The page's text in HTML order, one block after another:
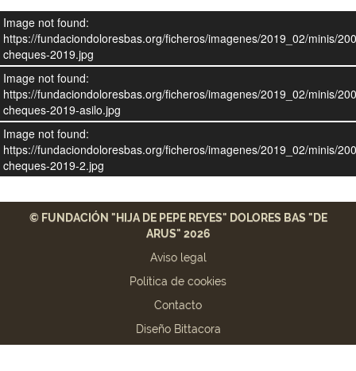
Image not found:
https://fundaciondoloresbas.org/ficheros/imagenes/2019_02/minis/
cheques-2019.jpg
Image not found:
https://fundaciondoloresbas.org/ficheros/imagenes/2019_02/minis/
cheques-2019-asilo.jpg
Image not found:
https://fundaciondoloresbas.org/ficheros/imagenes/2019_02/minis/
cheques-2019-2.jpg
© FUNDACIÓN "HIJA DE PEPE REYES" DOLORES BAS "DE
ARUS" 2026
Aviso legal
Política de cookies
Contacto
Diseño Bittacora